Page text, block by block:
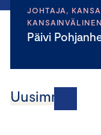
JOHTAJA,
Päivi
Uusimmat